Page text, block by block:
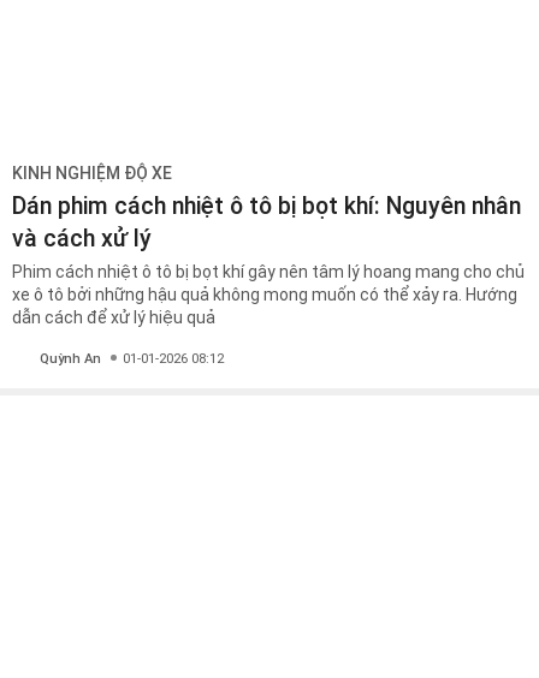
KINH NGHIỆM ĐỘ XE
Dán phim cách nhiệt ô tô bị bọt khí: Nguyên nhân
và cách xử lý
Phim cách nhiệt ô tô bị bọt khí gây nên tâm lý hoang mang cho chủ
xe ô tô bởi những hậu quả không mong muốn có thể xảy ra. Hướng
dẫn cách để xử lý hiệu quả
Quỳnh An 01-01-2026 08:12